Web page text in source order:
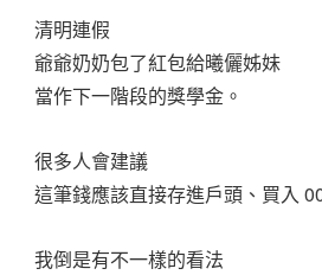
清明連假
爺爺奶奶包了紅包給曦儷姊妹
當作下一階段的獎學金。
很多人會建議
這筆錢應該直接存進戶頭、買入
我倒是有不一樣的看法